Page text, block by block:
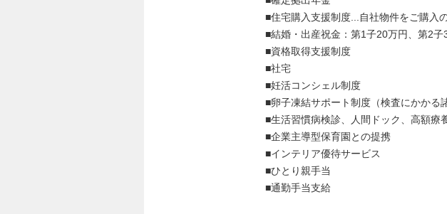
■住宅購入支援制度...自社物件をご購入
■結婚・出産祝金：第1子20万円、第2
■資格取得支援制度
■社宅
■妊活コンシェル制度
■卵子凍結サポート制度（検査にかかる
■生活習慣病検診、人間ドック、高額療
■企業主導型保育園との提携
■インテリア優待サービス
■ひとり親手当
■通勤手当支給